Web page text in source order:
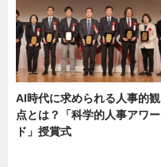
AI時代に求められる人事的観
点とは？「科学的人事アワー
ド」授賞式